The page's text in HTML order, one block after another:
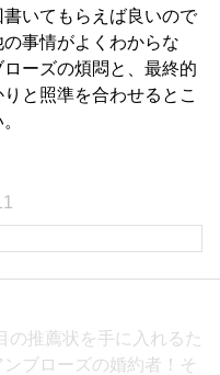
いてもらえば良いので
事情がよくわからな
ーズの煩悶と、最終的
と照準を合わせるとこ
の推薦状を手に入れるた
ブローズの婚約者！そ